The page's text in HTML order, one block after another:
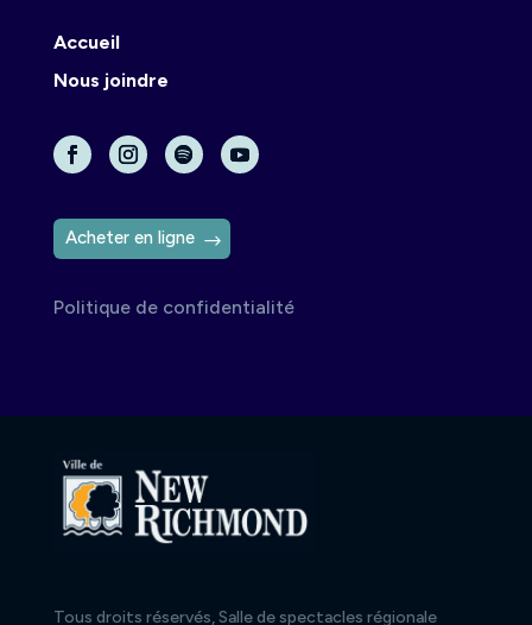
Accueil
Nous joindre
Acheter en ligne
Politique de confidentialité
Tous droits réservés, Salle de spectacles régionale